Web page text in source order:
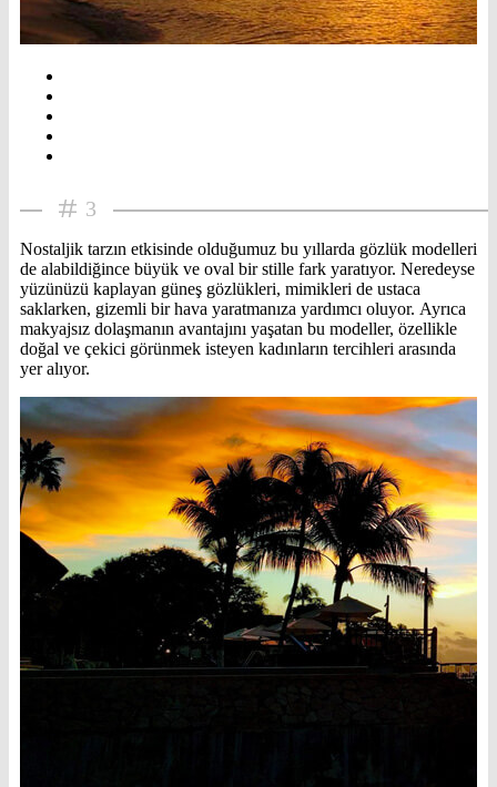
3
Nostaljik tarzın etkisinde olduğumuz bu yıllarda gözlük modelleri
de alabildiğince büyük ve oval bir stille fark yaratıyor. Neredeyse
yüzünüzü kaplayan güneş gözlükleri, mimikleri de ustaca
saklarken, gizemli bir hava yaratmanıza yardımcı oluyor. Ayrıca
makyajsız dolaşmanın avantajını yaşatan bu modeller, özellikle
doğal ve çekici görünmek isteyen kadınların tercihleri arasında
yer alıyor.